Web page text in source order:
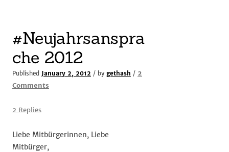
#Neujahrsanspra
che 2012
Published January 2, 2012 / by gethash / 2
Comments
2 Replies
Liebe Mitbürgerinnen, Liebe
Mitbürger,